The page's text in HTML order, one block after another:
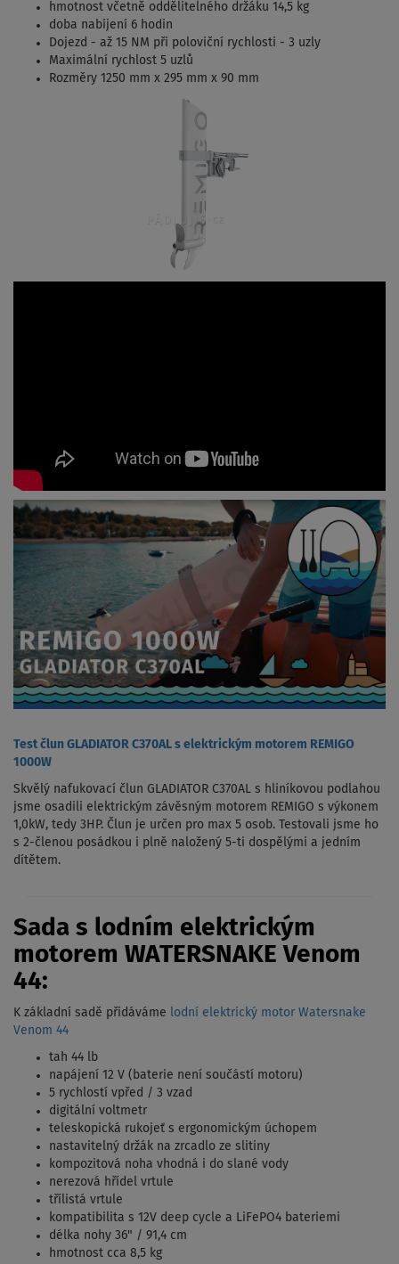
hmotnost včetně oddělitelného držáku 14,5 kg
doba nabíjení 6 hodin
Dojezd - až 15 NM při poloviční rychlosti - 3 uzly
Maximální rychlost 5 uzlů
Rozměry 1250 mm x 295 mm x 90 mm
Test člun GLADIATOR C370AL s elektrickým motorem REMIGO
1000W
Skvělý nafukovací člun GLADIATOR C370AL s hliníkovou podlahou
jsme osadili elektrickým závěsným motorem REMIGO s výkonem
1,0kW, tedy 3HP. Člun je určen pro max 5 osob. Testovali jsme ho
s 2-členou posádkou i plně naložený 5-ti dospělými a jedním
dítětem.
Sada s lodním elektrickým
motorem WATERSNAKE Venom
44:
K základní sadě přidáváme lodní elektrický motor Watersnake
Venom 44
tah 44 lb
napájení 12 V (baterie není součástí motoru)
5 rychlostí vpřed / 3 vzad
digitální voltmetr
teleskopická rukojeť s ergonomickým úchopem
nastavitelný držák na zrcadlo ze slitiny
kompozitová noha vhodná i do slané vody
nerezová hřídel vrtule
třílistá vrtule
kompatibilita s 12V deep cycle a LiFePO4 bateriemi
délka nohy 36" / 91,4 cm
hmotnost cca 8,5 kg